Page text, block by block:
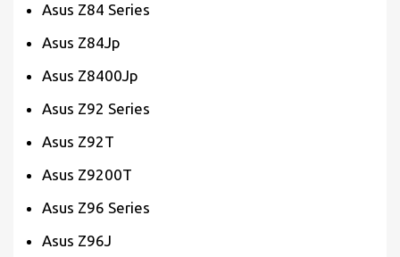
Asus Z84 Series
Asus Z84Jp
Asus Z8400Jp
Asus Z92 Series
Asus Z92T
Asus Z9200T
Asus Z96 Series
Asus Z96J